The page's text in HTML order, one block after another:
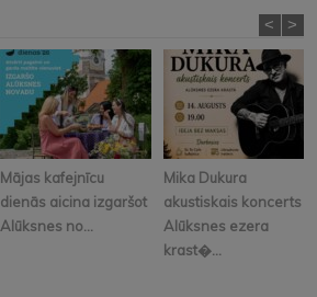
Mājas kafejnīcu
dienās aicina izgaršot
Alūksnes no...
Mika Dukura
akustiskais koncerts
Alūksnes ezera
krast�...
< >